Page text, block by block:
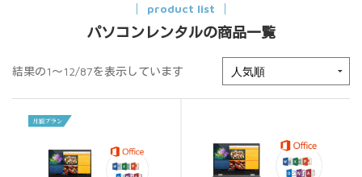
product list
パソコンレンタルの商品一覧
結果の1～12/87を表示しています